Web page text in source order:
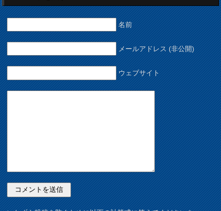
名前
メールアドレス (非公開)
ウェブサイト